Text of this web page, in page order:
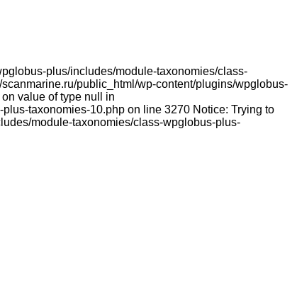
plus/includes/module-taxonomies/class-
public_html/wp-content/plugins/wpglobus-
value of type null in
taxonomies-10.php on line 3270 Notice: Trying to
module-taxonomies/class-wpglobus-plus-